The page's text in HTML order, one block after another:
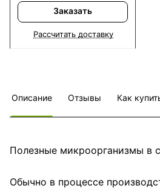
Заказать
Рассчитать доставку
Описание Отзывы Как
Полезные микроорганизмы в
Обычно в процессе